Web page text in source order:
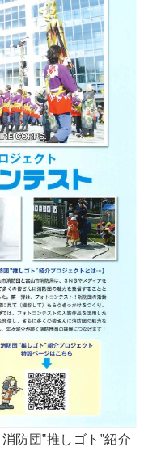
防団‟推しゴト‟紹介